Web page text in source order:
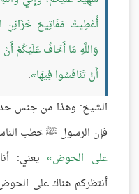
أُعْطِيتُ مَفَاتِيحَ خَزَائِنِ
وَاللَّهِ مَا أَخَافُ عَلَيْكُمْ
أَنْ تَنَافَسُوا فِيهَا .
الشيخ: وهذا من جنس
فإن الرسول ﷺ خطب
على الحوض يعني:
أنتظركم هناك على